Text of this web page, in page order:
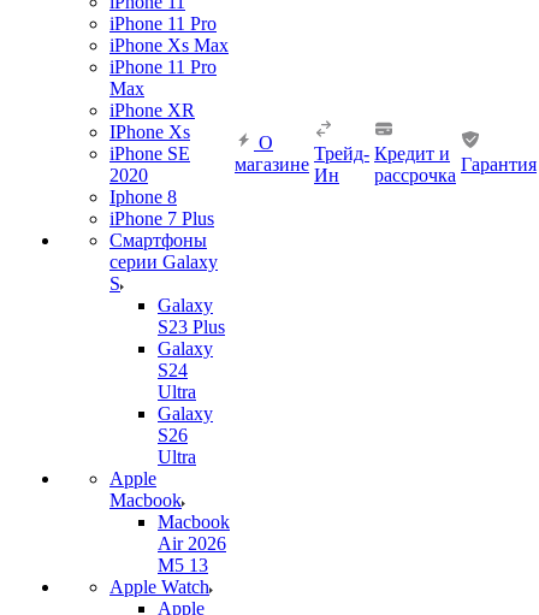
iPhone 11 Pro
iPhone Xs Max
iPhone 11 Pro
Max
iPhone XR
IPhone Xs
iPhone SE
2020
Iphone 8
iPhone 7 Plus
Смартфоны
серии Galaxy
S
Galaxy
S23 Plus
Galaxy
S24
Ultra
Galaxy
S26
Ultra
Apple
Macbook
Macbook
Air 2026
M5 13
Apple Watch
Apple
О
магазине
Трейд-
Ин
Кредит и
рассрочка
Гарантия